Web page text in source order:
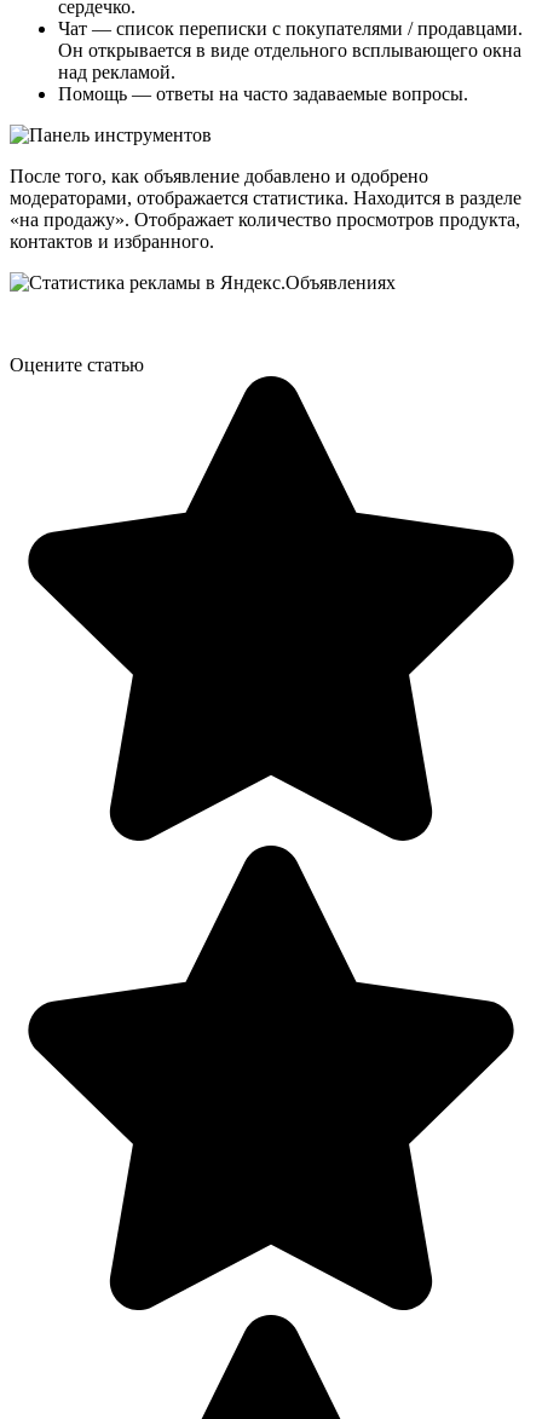
сердечко.
Чат — список переписки с покупателями / продавцами.
Он открывается в виде отдельного всплывающего окна
над рекламой.
Помощь — ответы на часто задаваемые вопросы.
После того, как объявление добавлено и одобрено
модераторами, отображается статистика. Находится в разделе
«на продажу». Отображает количество просмотров продукта,
контактов и избранного.
Оцените статью